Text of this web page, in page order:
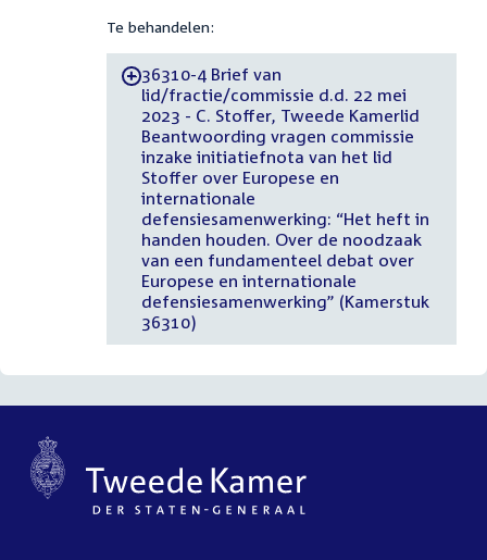
Te behandelen:
-36310-4 Brief van
lid/fractie/commissie d.d. 22 mei
2023 - C. Stoffer, Tweede Kamerlid
Beantwoording vragen commissie
inzake initiatiefnota van het lid
Stoffer over Europese en
internationale
defensiesamenwerking: “Het heft in
handen houden. Over de noodzaak
van een fundamenteel debat over
Europese en internationale
defensiesamenwerking” (Kamerstuk
36310)